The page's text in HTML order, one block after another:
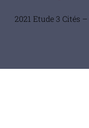
2021 Etude 3 Cités